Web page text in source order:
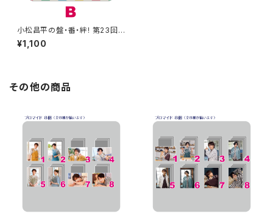
小松昌平の盤・番・絆! 第23回、
第24回 アクリルスタンド B
¥1,100
その他の商品